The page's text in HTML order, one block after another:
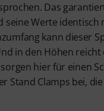
Das
seine Werte
kann dieser
in den Höhen
hier für einen
Stand Clamps bei,